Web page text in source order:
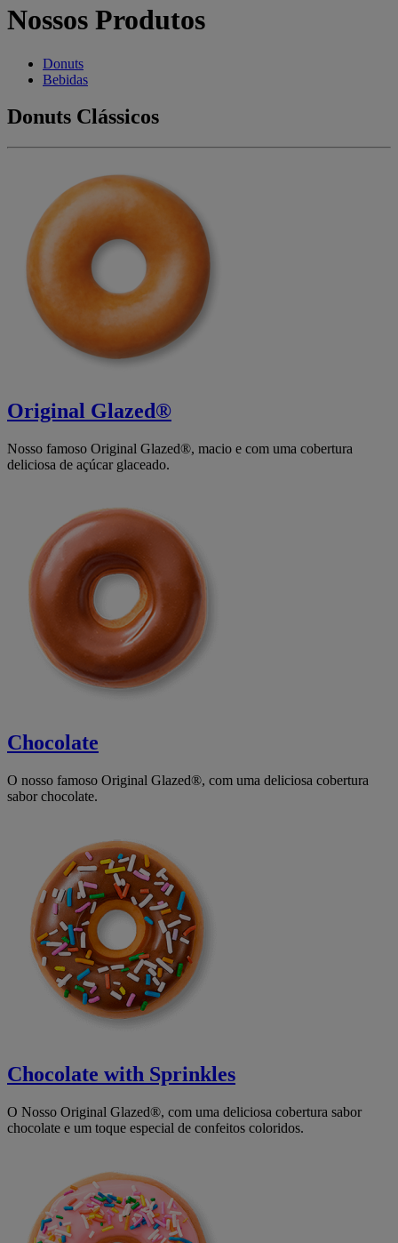
Nossos Produtos
Donuts
Bebidas
Donuts Clássicos
Original Glazed®
Nosso famoso Original Glazed®, macio e com uma cobertura
deliciosa de açúcar glaceado.
Chocolate
O nosso famoso Original Glazed®, com uma deliciosa cobertura
sabor chocolate.
Chocolate with Sprinkles
O Nosso Original Glazed®, com uma deliciosa cobertura sabor
chocolate e um toque especial de confeitos coloridos.